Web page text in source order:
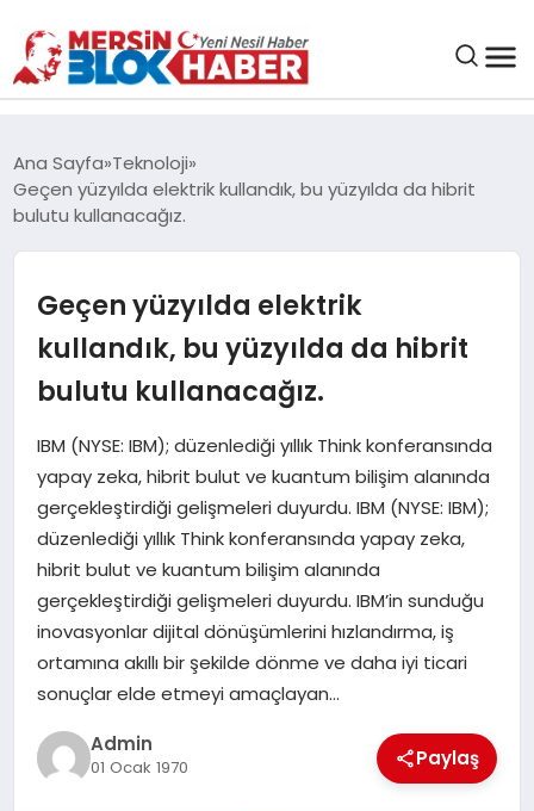
SAĞLIK
EĞITIM
SANAT
POLITIKA
YAŞAM
SPOR
ILETİŞİM
Ana Sayfa Teknoloji
Geçen yüzyılda elektrik kullandık, bu yüzyılda da hibrit
bulutu kullanacağız.
Geçen yüzyılda elektrik
kullandık, bu yüzyılda da hibrit
bulutu kullanacağız.
IBM (NYSE: IBM); düzenlediği yıllık Think konferansında
yapay zeka, hibrit bulut ve kuantum bilişim alanında
gerçekleştirdiği gelişmeleri duyurdu. IBM (NYSE: IBM);
düzenlediği yıllık Think konferansında yapay zeka,
hibrit bulut ve kuantum bilişim alanında
gerçekleştirdiği gelişmeleri duyurdu. IBM’in sunduğu
inovasyonlar dijital dönüşümlerini hızlandırma, iş
ortamına akıllı bir şekilde dönme ve daha iyi ticari
sonuçlar elde etmeyi amaçlayan…
Admin
01 Ocak 1970 Paylaş